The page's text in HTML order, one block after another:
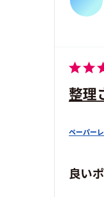
整理
ペーパー
良い